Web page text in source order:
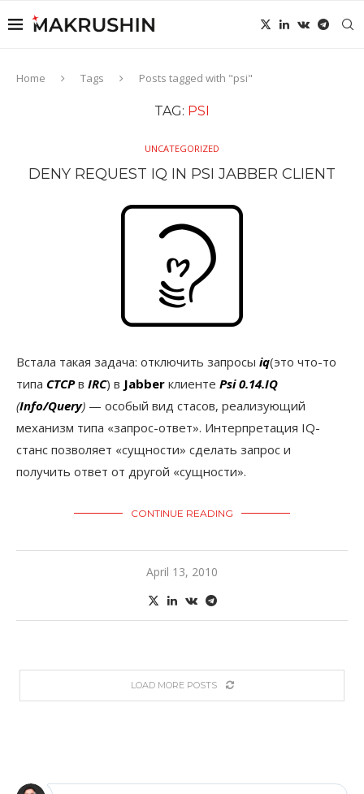
Home Tags Posts tagged with "psi"
TAG: PSI
UNCATEGORIZED
DENY REQUEST IQ IN PSI JABBER CLIENT
Встала такая задача: отключить запросы iq(это что-то
типа CTCPв IRC) в Jabber клиенте Psi 0.14.IQ
(Info/Query) — особый вид стасов, реализующий
механизм типа «запрос-ответ». Интерпретация IQ-
станс позволяет «сущности» сделать запрос и
получить ответ от другой «сущности».
CONTINUE READING
April 13, 2010
LOAD MORE POSTS